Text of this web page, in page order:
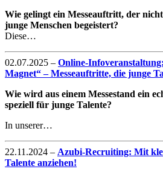
Wie gelingt ein Messeauftritt, der
junge Menschen begeistert?
Diese…
02.07.2025 – Online-
Magnet“ – Messeauftritte, die junge
Wie wird aus einem Messestand ein
speziell für junge Talente?
In unserer…
22.11.2024 – Azubi-Recruiting: Mit
Talente anziehen!